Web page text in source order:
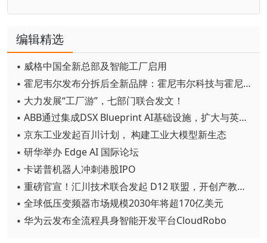
编辑精选
▪ 威格中国全新总部及智能工厂启用
▪ 霍尼韦尔发布分拆后全新品牌：霍尼韦尔科技与霍尼韦尔航空航天
▪ 大力发展“工厂游”，七部门联合发文！
▪ ABB通过集成DSX Blueprint AI基础设施，扩大与英伟达的合作
▪ 京东工业发起百川计划， 构建工业大模型新生态
▪ 研华举办 Edge AI 国际论坛
▪ 卡诺普机器人冲刺港股IPO
▪ 重磅官宣！汇川技术联合发起 D12 联盟，开创产教融合新范式
▪ 全球低压变频器市场规模2030年将超170亿美元
▪ 华为云发布全流程具身智能开发平台CloudRobo